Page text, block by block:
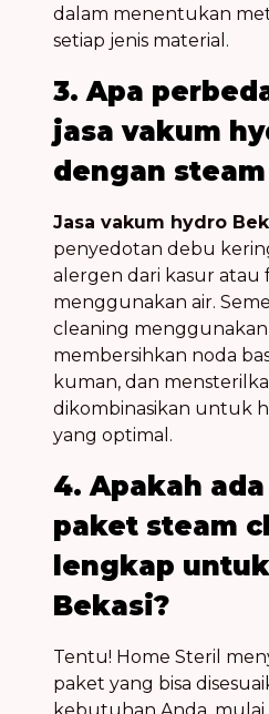
dalam menentukan
setiap jenis material.
3. Apa
jasa vakum
dengan
Jasa vakum hydro
penyedotan debu
alergen dari kasur
menggunakan air.
cleaning
membersihkan noda
kuman, dan
dikombinasikan untuk
yang optimal.
4. Apakah
paket steam
lengkap
Bekasi?
Tentu! Home Steril
paket yang bisa